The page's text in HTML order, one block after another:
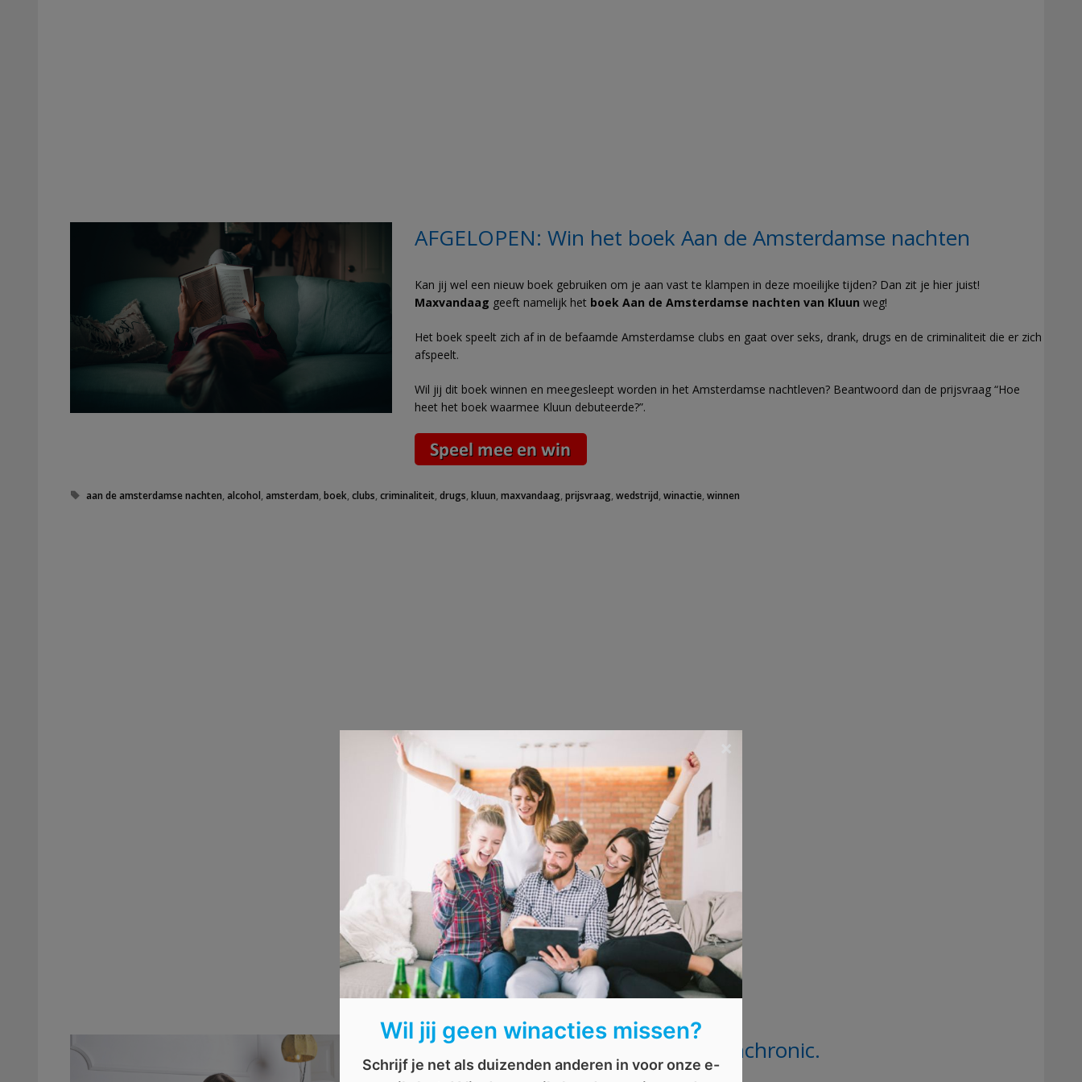
AFGELOPEN: Win het boek Aan de Amsterdamse nachten
Kan jij wel een nieuw boek gebruiken om je aan vast te klampen in deze moeilijke tijden? Dan zit je hier juist!
Maxvandaag geeft namelijk het boek Aan de Amsterdamse nachten van Kluun weg!
Het boek speelt zich af in de befaamde Amsterdamse clubs en gaat over seks, drank, drugs en de criminaliteit die er zich
afspeelt.
Wil jij dit boek winnen en meegesleept worden in het Amsterdamse nachtleven? Beantwoord dan de prijsvraag “Hoe
heet het boek waarmee Kluun debuteerde?”.
Tags
aan de amsterdamse nachten,alcohol,amsterdam,boek,clubs,criminaliteit,drugs,kluun,maxvandaag,prijsvraag,wedstrijd,winactie,winnen
AFGELOPEN: Win de DVD van Synchronic.
Wil jij geen winacties missen?
Schrijf je net als duizenden anderen in voor onze e-
×